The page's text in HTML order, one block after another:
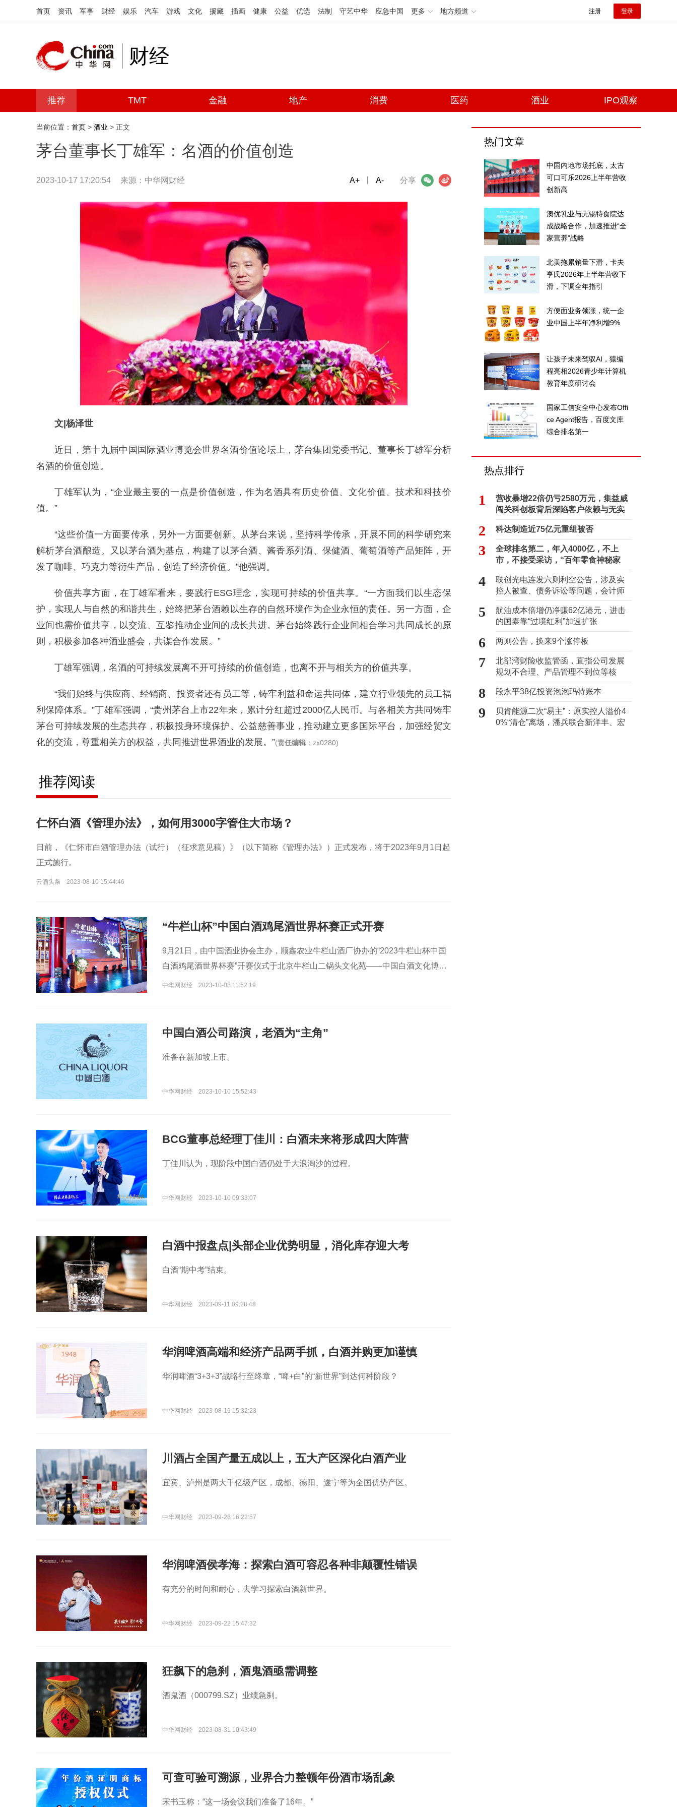
首页 资讯 军事 财经 娱乐 汽车 游戏 文化 援藏 插画 健康 公益 优选 法制 守艺中华 应急中国 更多 地方频道 注册 登录
财经
推荐 TMT 金融 地产 消费 医药 酒业 IPO观察
当前位置： 首页 > 酒业 > 正文
茅台董事长丁雄军：名酒的价值创造
2023-10-17 17:20:54 来源：中华网财经 分享
微信 微博
A+ A-
文|杨泽世
近日，第十九届中国国际酒业博览会世界名酒价值论坛上，茅台集团党委书记、董事长丁雄军分析
名酒的价值创造。
丁雄军认为，“企业最主要的一点是价值创造，作为名酒具有历史价值、文化价值、技术和科技价
值。”
“这些价值一方面要传承，另外一方面要创新。从茅台来说，坚持科学传承，开展不同的科学研究来
解析茅台酒酿造。又以茅台酒为基点，构建了以茅台酒、酱香系列酒、保健酒、葡萄酒等产品矩阵，开
发了咖啡、巧克力等衍生产品，创造了经济价值。”他强调。
价值共享方面，在丁雄军看来，要践行ESG理念，实现可持续的价值共享。“一方面我们以生态保
护，实现人与自然的和谐共生，始终把茅台酒赖以生存的自然环境作为企业永恒的责任。另一方面，企
业间也需价值共享，以交流、互鉴推动企业间的成长共进。茅台始终践行企业间相合学习共同成长的原
则，积极参加各种酒业盛会，共谋合作发展。”
丁雄军强调，名酒的可持续发展离不开可持续的价值创造，也离不开与相关方的价值共享。
“我们始终与供应商、经销商、投资者还有员工等，铸牢利益和命运共同体，建立行业领先的员工福
利保障体系。”丁雄军强调，“贵州茅台上市22年来，累计分红超过2000亿人民币。与各相关方共同铸牢
茅台可持续发展的生态共存，积极投身环境保护、公益慈善事业，推动建立更多国际平台，加强经贸文
化的交流，尊重相关方的权益，共同推进世界酒业的发展。”(责任编辑 ：zx0280)
推荐阅读
仁怀白酒《管理办法》，如何用3000字管住大市场？
日前，《仁怀市白酒管理办法（试行）（征求意见稿）》（以下简称《管理办法》）正式发布，将于2023年9月1日起
正式施行。
云酒头条 2023-08-10 15:44:46
“牛栏山杯”中国白酒鸡尾酒世界杯赛正式开赛
9月21日，由中国酒业协会主办，顺鑫农业牛栏山酒厂协办的“2023牛栏山杯中国
白酒鸡尾酒世界杯赛”开赛仪式于北京牛栏山二锅头文化苑——中国白酒文化博物
馆成功举行。
中华网财经 2023-10-08 11:52:19
中国白酒公司路演，老酒为“主角”
准备在新加坡上市。
中华网财经 2023-10-10 15:52:43
BCG董事总经理丁佳川：白酒未来将形成四大阵营
丁佳川认为，现阶段中国白酒仍处于大浪淘沙的过程。
中华网财经 2023-10-10 09:33:07
白酒中报盘点|头部企业优势明显，消化库存迎大考
白酒“期中考”结束。
中华网财经 2023-09-11 09:28:48
华润啤酒高端和经济产品两手抓，白酒并购更加谨慎
华润啤酒“3+3+3”战略行至终章，“啤+白”的“新世界”到达何种阶段？
中华网财经 2023-08-19 15:32:23
川酒占全国产量五成以上，五大产区深化白酒产业
宜宾、泸州是两大千亿级产区，成都、德阳、遂宁等为全国优势产区。
中华网财经 2023-09-28 16:22:57
华润啤酒侯孝海：探索白酒可容忍各种非颠覆性错误
有充分的时间和耐心，去学习探索白酒新世界。
中华网财经 2023-09-22 15:47:32
狂飙下的急刹，酒鬼酒亟需调整
酒鬼酒（000799.SZ）业绩急刹。
中华网财经 2023-08-31 10:43:49
可查可验可溯源，业界合力整顿年份酒市场乱象
宋书玉称：“这一场会议我们准备了16年。”
热门文章
中国内地市场托底，太古
可口可乐2026上半年营收
创新高
澳优乳业与无锡特食院达
成战略合作，加速推进“全
家营养”战略
北美拖累销量下滑，卡夫
亨氏2026年上半年营收下
滑，下调全年指引
方便面业务领涨，统一企
业中国上半年净利增9%
让孩子未来驾驭AI，猿编
程亮相2026青少年计算机
教育年度研讨会
国家工信安全中心发布Offi
ce Agent报告，百度文库
综合排名第一
热点排行
1
营收暴增22倍仍亏2580万元，集益威
闯关科创板背后深陷客户依赖与无实
控人困局
2 科达制造近75亿元重组被否
3
全球排名第二，年入4000亿，不上
市，不接受采访，“百年零食神秘家
族”浮出水面？
4
联创光电连发六则利空公告，涉及实
控人被查、债务诉讼等问题，会计师
事务所曾出具“保留意见”
5
航油成本倍增仍净赚62亿港元，进击
的国泰靠“过境红利”加速扩张
6 两则公告，换来9个涨停板
7
北部湾财险收监管函，直指公司发展
规划不合理、产品管理不到位等核
心“痛点”
8 段永平38亿投资泡泡玛特账本
9
贝肯能源二次“易主”：原实控人溢价4
0%“清仓”离场，潘兵联合新洋丰、宏